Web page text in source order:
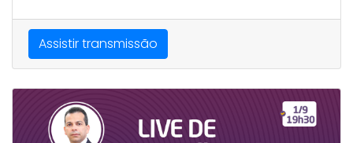
Assistir transmissão